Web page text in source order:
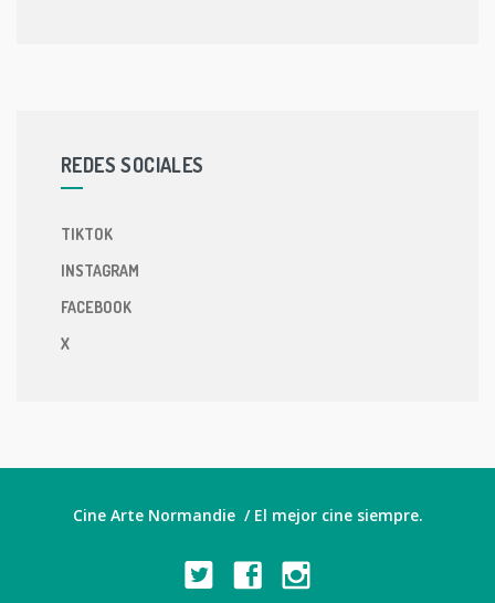
REDES SOCIALES
TIKTOK
INSTAGRAM
FACEBOOK
X
Cine Arte Normandie / El mejor cine siempre.